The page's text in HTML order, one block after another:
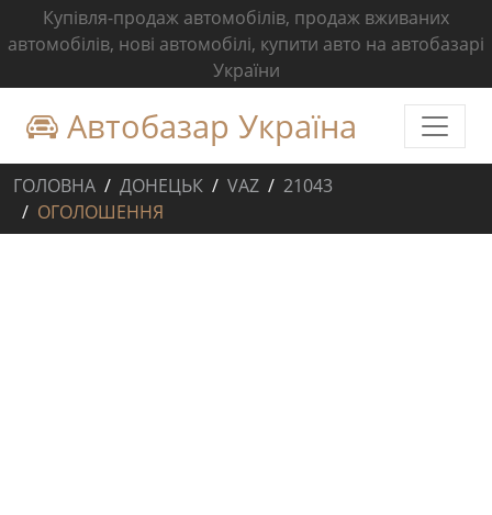
Купівля-продаж автомобілів, продаж вживаних
автомобілів, нові автомобілі, купити авто на автобазарі
України
Автобазар Україна
ГОЛОВНА ДОНЕЦЬК VAZ
21043
ОГОЛОШЕННЯ